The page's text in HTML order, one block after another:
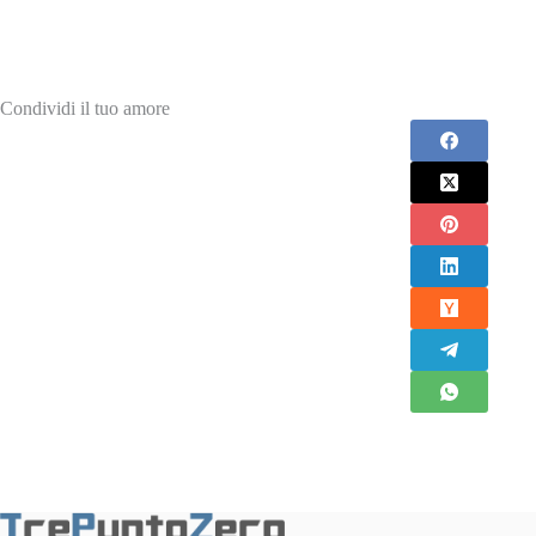
Condividi il tuo amore